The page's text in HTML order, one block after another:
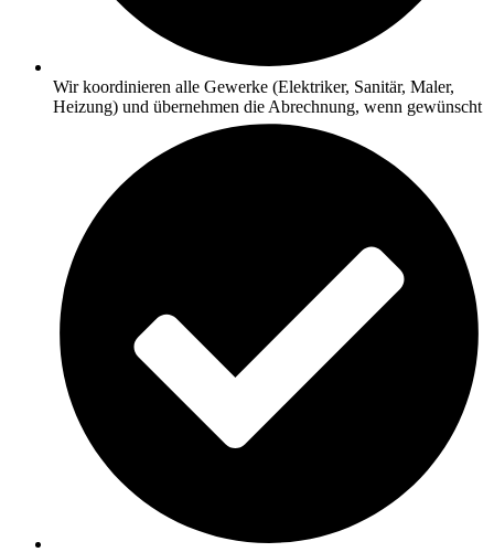
Wir koordinieren alle Gewerke (Elektriker, Sanitär, Maler,
Heizung) und übernehmen die Abrechnung, wenn gewünscht